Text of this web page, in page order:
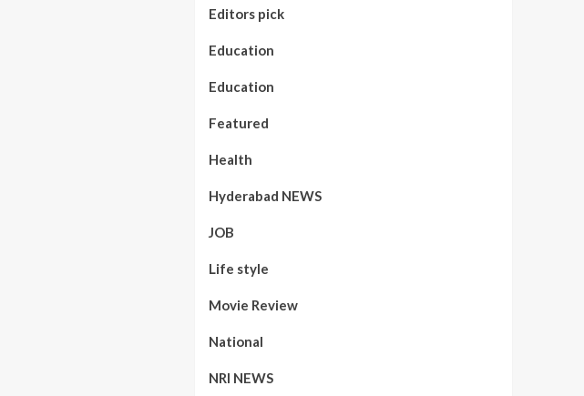
Editors pick
Education
Education
Featured
Health
Hyderabad NEWS
JOB
Life style
Movie Review
National
NRI NEWS